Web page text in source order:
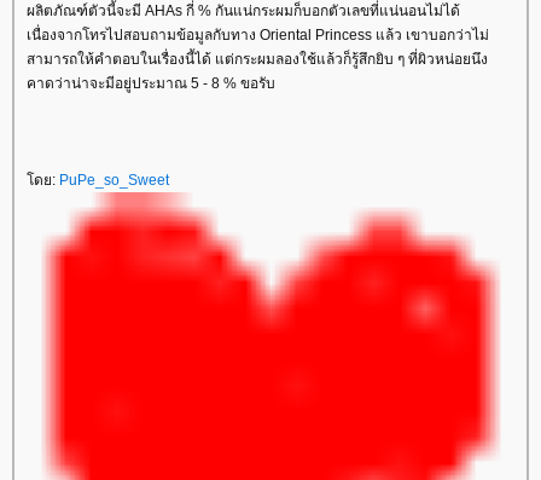
ผลิตภัณฑ์ตัวนี้จะมี AHAs กี่ % กันแน่กระผมก็บอกตัวเลขที่แน่นอนไม่ได้
เนื่องจากโทรไปสอบถามข้อมูลกับทาง Oriental Princess แล้ว เขาบอกว่าไม่
สามารถให้คำตอบในเรื่องนี้ได้ แต่กระผมลองใช้แล้วก็รู้สึกยิบ ๆ ที่ผิวหน่อยนึง
คาดว่าน่าจะมีอยู่ประมาณ 5 - 8 % ขอรับ
ดย: PuPe_so_Sweet